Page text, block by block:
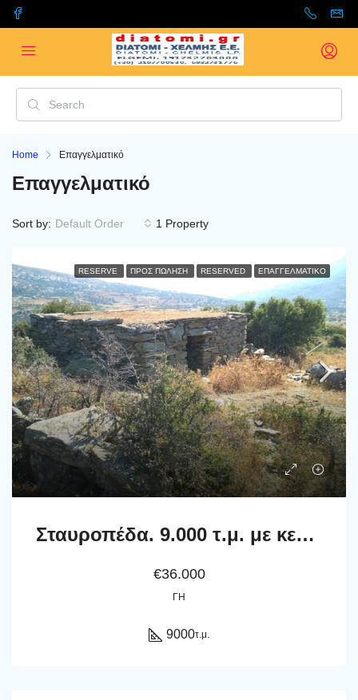
Home Επαγγελματικό
Επαγγελματικό
1 Property
Sort by: Default Order
RESERVE ΠΡΟΣ ΠΏΛΗΣΗ RESERVED ΕΠΑΓΓΕΛΜΑΤΙΚΌ
Σταυροπέδα. 9.000 τ.μ. με κελί 22 τ.μ.
€36.000
ΓΗ
9000τ.μ.